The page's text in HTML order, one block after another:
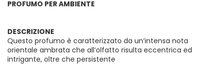
PROFUMO PER AMBIENTE
DESCRIZIONE
Questo profumo è caratterizzato da un’intensa nota
orientale ambrata che all’olfatto risulta eccentrica ed
intrigante, oltre che persistente